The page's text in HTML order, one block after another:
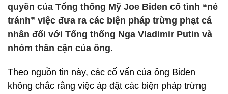
quyền của Tổng thống Mỹ Joe Biden cố tình “né
tránh” việc đưa ra các biện pháp trừng phạt cá
nhân đối với Tổng thống Nga Vladimir Putin và
nhóm thân cận của ông.
Theo nguồn tin này, các cố vấn của ông Biden
không chắc rằng việc áp đặt các biện pháp trừng